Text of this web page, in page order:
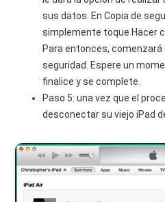
sus datos. En Copia de
simplemente toque Hacer
Para entonces, comenzará
seguridad. Espere un
finalice y se complete.
Paso 5: una vez que el
desconectar su viejo iPad